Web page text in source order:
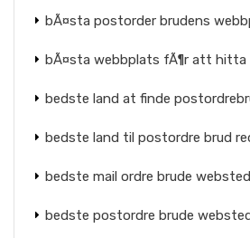
bÃ¤sta postorder brudens
bÃ¤sta webbplats fÃ¶r att hitta
bedste land at finde
bedste land til postordre brud
bedste mail ordre brude
bedste postordre brude